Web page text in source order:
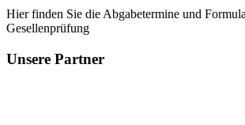
Hier finden Sie die Abgabetermine und
Gesellenprüfung
Unsere Partner